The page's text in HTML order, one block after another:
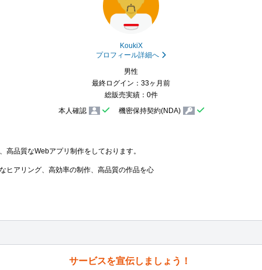
KoukiX
プロフィール詳細へ
男性
最終ログイン：33ヶ月前
総販売実績：0件
本人確認
機密保持契約(NDA)
高品質なWebアプリ制作をしております。
ヒアリング、高効率の制作、高品質の作品を心
サービスを宣伝しましょう！